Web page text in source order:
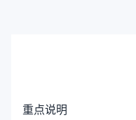
重点说明